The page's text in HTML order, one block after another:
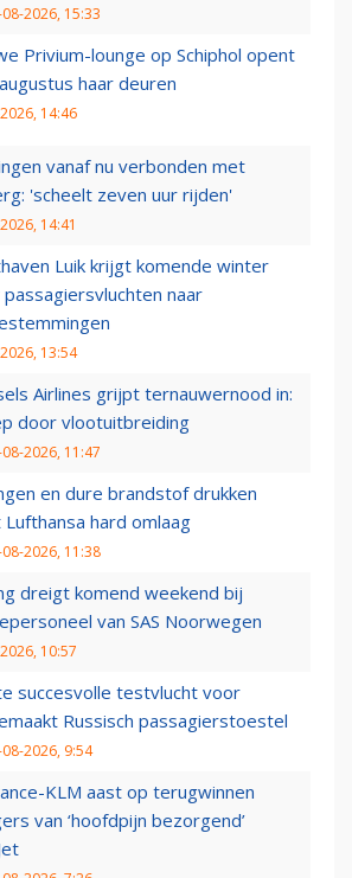
2026, 15:33
Privium-lounge op Schiphol opent
haar deuren
14:46
vanaf nu verbonden met
'scheelt zeven uur rijden'
14:41
Luik krijgt komende winter
naar
13:54
Airlines grijpt ternauwernood in:
door vlootuitbreiding
2026, 11:47
en dure brandstof drukken
hard omlaag
2026, 11:38
dreigt komend weekend bij
van SAS Noorwegen
10:57
succesvolle testvlucht voor
Russisch passagierstoestel
2026, 9:54
KLM aast op terugwinnen
van ‘hoofdpijn bezorgend’